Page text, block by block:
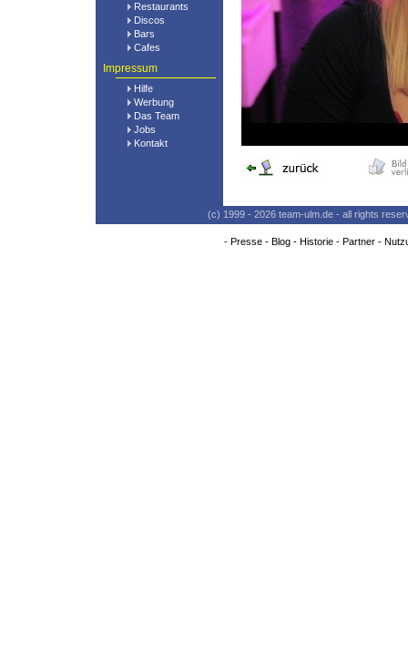
Restaurants
Discos
Bars
Cafes
Impressum
Hilfe
Werbung
Das Team
Jobs
Kontakt
(c) 1999 - 2026 team-ulm.de - all rights
- Presse- Blog- Historie- Partner-